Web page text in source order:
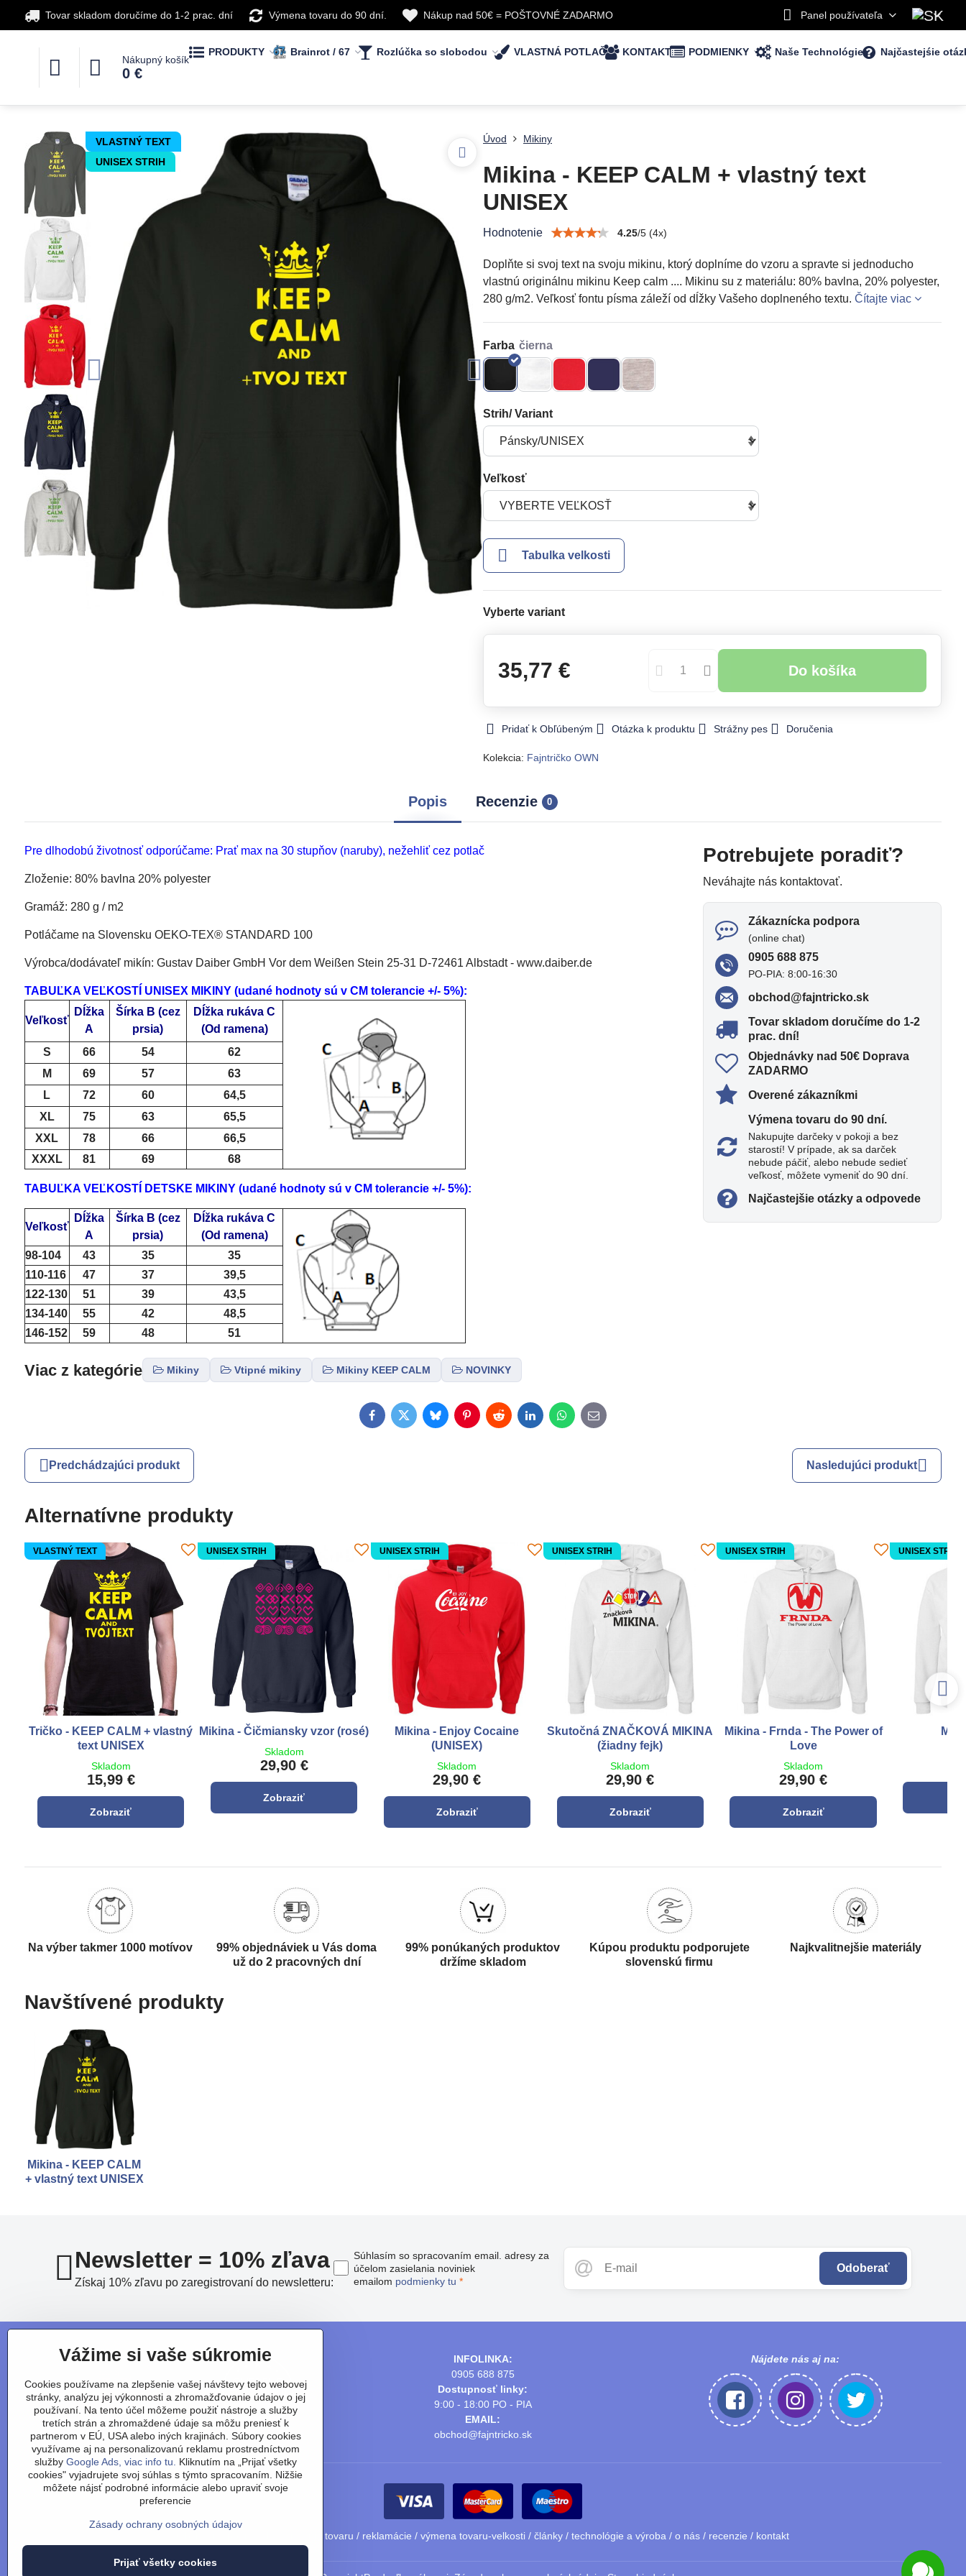
Tovar skladom doručíme do 1-2 prac. dní Výmena tovaru do 90 dní. Nákup nad 50€ = POŠTOVNÉ ZADARMO Panel používateľa
Nákupný košík
0 €
PRODUKTY Brainrot / 67 Rozlúčka so slobodou VLASTNÁ POTLAČ KONTAKT PODMIENKY Naše Technológie Najčastejśie
VLASTNÝ TEXT
UNISEX STRIH
Úvod Mikiny
Mikina - KEEP CALM + vlastný text
UNISEX
Hodnotenie 4.25/5(4x)
Doplňte si svoj text na svoju mikinu, ktorý doplníme do vzoru a spravte si jednoducho
vlastnú originálnu mikinu Keep calm .... Mikinu su z materiálu: 80% bavlna, 20% polyester,
280 g/m2. Veľkosť fontu písma záleží od dĺžky Vašeho doplneného textu. Čítajte viac
Farba
Strih/ Variant
Veľkosť
Tabulka velkosti
Vyberte variant
35,77 € Do košíka
Pridať k Obľúbeným Otázka k produktu Strážny pes Doručenia
Kolekcia: Fajntričko OWN
Popis Recenzie 0
Pre dlhodobú životnosť odporúčame: Prať max na 30 stupňov (naruby), nežehliť cez potlač
Zloženie: 80% bavlna 20% polyester
Gramáž: 280 g / m2
Potláčame na Slovensku OEKO-TEX® STANDARD 100
Výrobca/dodávateľ mikín: Gustav Daiber GmbH Vor dem Weißen Stein 25-31 D-72461 Albstadt - www.daiber.de
TABUĽKA VEĽKOSTÍ UNISEX MIKINY (udané hodnoty sú v CM tolerancie +/- 5%):
Veľkosť
Dĺžka
A
Šírka B (cez
prsia)
Dĺžka rukáva C
(Od ramena)
S
66 54
62
M
69 57
63
L
72 60
64,5
XL
75 63
65,5
XXL
78 66
66,5
XXXL
81 69 68
TABUĽKA VEĽKOSTÍ DETSKE MIKINY (udané hodnoty sú v CM tolerancie +/- 5%):
Veľkosť
Dĺžka
A
Šírka B (cez
prsia)
Dĺžka rukáva C
(Od ramena)
98-104
43 35
35
110-116
47 37
39,5
122-130
51 39
43,5
134-140
55 42
48,5
146-152
59 48 51
Viac z kategórie Mikiny Vtipné mikiny Mikiny KEEP CALM NOVINKY
Potrebujete poradiť?
Neváhajte nás kontaktovať.
Zákaznícka podpora
(online chat)
0905 688 875
PO-PIA: 8:00-16:30
obchod​@fajntricko​.sk
Tovar skladom doručíme do 1-2
prac​. dní!
Objednávky nad 50€ Doprava
ZADARMO
Overené zákazníkmi
Výmena tovaru do 90 dní​.
Nakupujte darčeky v pokoji a bez
starostí! V prípade, ak sa darček
nebude páčiť, alebo nebude sedieť
veľkosť, môžete vymeniť do 90 dní.
Najčastejšie otázky a odpovede
FacebookTwitterBlueskyPinterestRedditLinkedInWhatsApp
E-
mail
Predchádzajúci produkt Nasledujúci produkt
Alternatívne produkty
VLASTNÝ TEXT
Tričko - KEEP CALM + vlastný
text UNISEX
Skladom
15,99 €
Zobraziť
UNISEX STRIH
Mikina - Čičmiansky vzor (rosé)
Skladom
29,90 €
Zobraziť
UNISEX STRIH
Mikina - Enjoy Cocaine
(UNISEX)
Skladom
29,90 €
Zobraziť
UNISEX STRIH
Skutočná ZNAČKOVÁ MIKINA
(žiadny fejk)
Skladom
29,90 €
Zobraziť
UNISEX STRIH
Mikina - Frnda - The Power of
Love
Skladom
29,90 €
Zobraziť
UNISEX STRIH
Na výber takmer 1000 motívov
99% objednáviek u Vás doma
už do 2 pracovných dní
99% ponúkaných produktov
držíme skladom
Kúpou produktu podporujete
slovenskú firmu
Najkvalitnejšie materiály
Navštívené produkty
Mikina - KEEP CALM
+ vlastný text UNISEX
Newsletter = 10% zľava
Získaj 10% zľavu po zaregistrovaní do newsletteru:
Odoberať
Súhlasím so spracovaním email. adresy za
účelom zasielania noviniek
emailom podmienky tu *
INFOLINKA:
0905 688 875
Dostupnosť linky:
9:00 - 18:00 PO - PIA
EMAIL:
obchod@fajntricko.sk
Nájdete nás aj na:
vrátenie tovaru / reklamácie / výmena tovaru-velkosti / články/ technológie a výroba / o nás/recenzie / kontakt
Vážime si vaše súkromie
Cookies používame na zlepšenie vašej návštevy tejto webovej
stránky, analýzu jej výkonnosti a zhromažďovanie údajov o jej
používaní. Na tento účel môžeme použiť nástroje a služby
tretích strán a zhromaždené údaje sa môžu preniesť k
partnerom v EÚ, USA alebo iných krajinách. Súbory cookies
využívame aj na personalizovanú reklamu prostredníctvom
služby Google Ads, viac info tu.
Kliknutím na „Prijať všetky
cookies" vyjadrujete svoj súhlas s týmto spracovaním. Nižšie
môžete nájsť podrobné informácie alebo upraviť svoje
preferencie
Zásady ochrany osobných údajov
Prijať všetky cookies